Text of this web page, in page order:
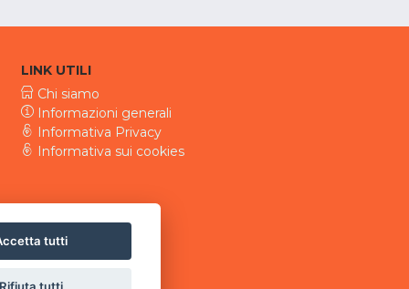
LINK UTILI
Chi siamo
Informazioni generali
Informativa Privacy
Informativa sui cookies
tutti
tutti